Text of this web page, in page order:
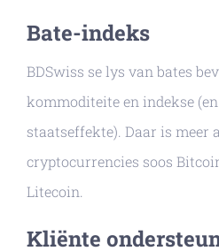
Bate-indeks
BDSwiss se lys van bates
kommoditeite en indekse
staatseffekte). Daar is meer
cryptocurrencies soos
Litecoin.
Kliënte